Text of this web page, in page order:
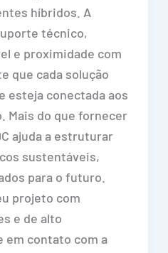
híbridos. A
técnico,
e proximidade com
que cada solução
esteja conectada aos
Mais do que fornecer
ajuda a estruturar
sustentáveis,
para o futuro.
projeto com
e de alto
em contato com a